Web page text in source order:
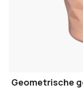
Geometrische